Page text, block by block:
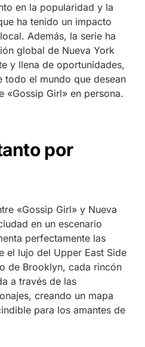
en la popularidad y la
ha tenido un impacto
Además, la serie ha
global de Nueva York
y llena de oportunidades,
todo el mundo que desean
«Gossip Girl» en persona.
por
«Gossip Girl» y Nueva
en un escenario
perfectamente las
el lujo del Upper East Side
de Brooklyn, cada rincón
a través de las
creando un mapa
para los amantes de